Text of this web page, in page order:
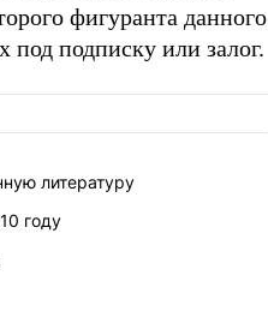
фигуранта данного
под подписку или залог.
литературу
году